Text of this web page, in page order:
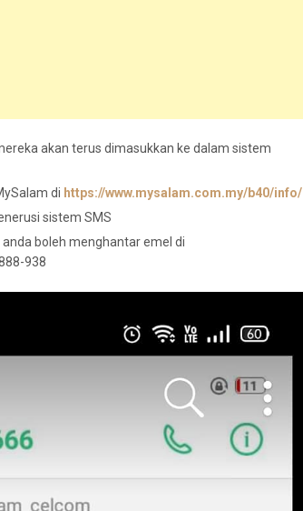
akan terus dimasukkan ke dalam sistem
di https://www.mysalam.com.my/b40/info/
sistem SMS
boleh menghantar emel di
938